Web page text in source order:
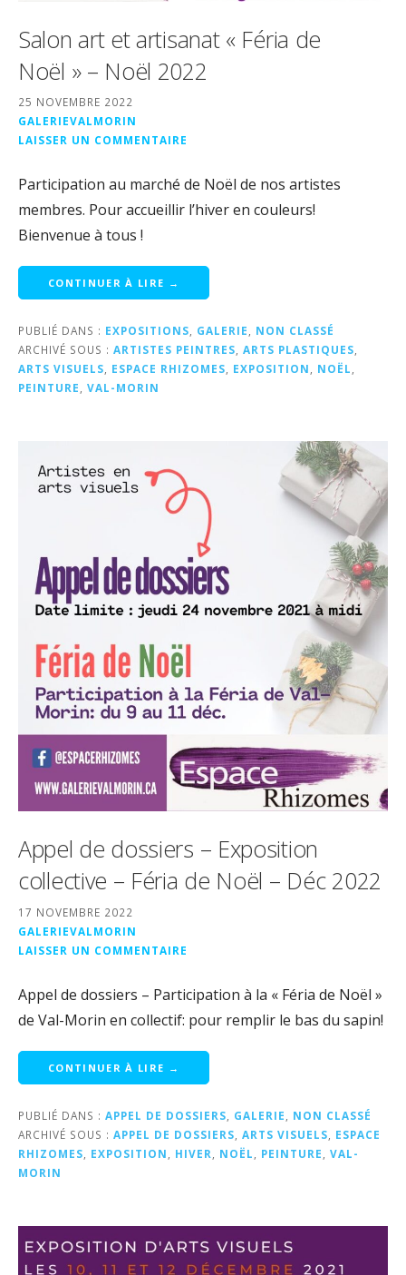
Salon art et artisanat « Féria de
Noël » – Noël 2022
25 NOVEMBRE 2022
GALERIEVALMORIN
LAISSER UN COMMENTAIRE
Participation au marché de Noël de nos artistes
membres. Pour accueillir l’hiver en couleurs!
Bienvenue à tous !
CONTINUER À LIRE →
PUBLIÉ DANS : EXPOSITIONS, GALERIE, NON CLASSÉ
ARCHIVÉ SOUS : ARTISTES PEINTRES, ARTS PLASTIQUES,
ARTS VISUELS, ESPACE RHIZOMES, EXPOSITION, NOËL,
PEINTURE, VAL-MORIN
Appel de dossiers – Exposition
collective – Féria de Noël – Déc 2022
17 NOVEMBRE 2022
GALERIEVALMORIN
LAISSER UN COMMENTAIRE
Appel de dossiers – Participation à la « Féria de Noël »
de Val-Morin en collectif: pour remplir le bas du sapin!
CONTINUER À LIRE →
PUBLIÉ DANS : APPEL DE DOSSIERS GALERIE
NON CLASSÉ
ARCHIVÉ SOUS : APPEL DE DOSSIERS ARTS VISUELS
ESPACE
RHIZOMES
EXPOSITION HIVER NOËL PEINTURE
VAL-
MORIN